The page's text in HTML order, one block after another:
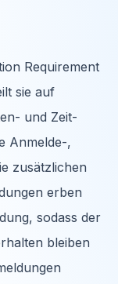
Requirement
sie auf
und Zeit-
Anmelde-,
zusätzlichen
erben
sodass der
bleiben